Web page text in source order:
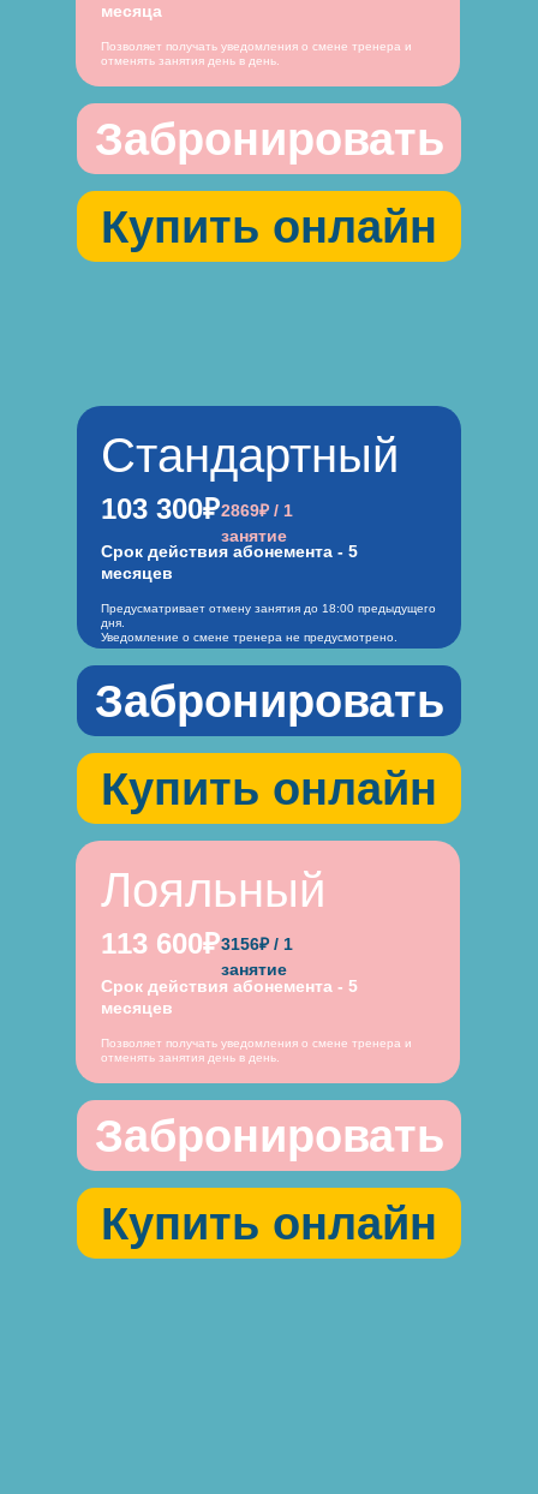
Позволяет получать уведомления о смене тренера и
отменять занятия день в день.
месяца
Забронировать
Купить онлайн
Предусматривает отмену занятия до 18:00 предыдущего
дня.
Уведомление о смене тренера не предусмотрено.
103 300₽
Срок действия абонемента - 5
месяцев
2869₽ / 1
занятие
Стандартный
Позволяет получать уведомления о смене тренера и
отменять занятия день в день.
113 600₽
Срок действия абонемента - 5
месяцев
3156₽ / 1
занятие
Лояльный
Забронировать
Купить онлайн
Забронировать
Купить онлайн